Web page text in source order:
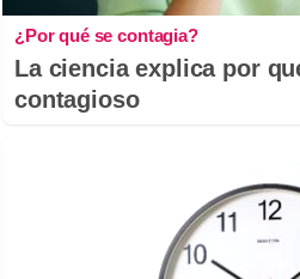
¿Por qué se contagia?
La ciencia explica por
contagioso